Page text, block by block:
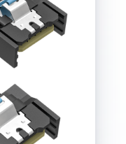
Français
Español
中文